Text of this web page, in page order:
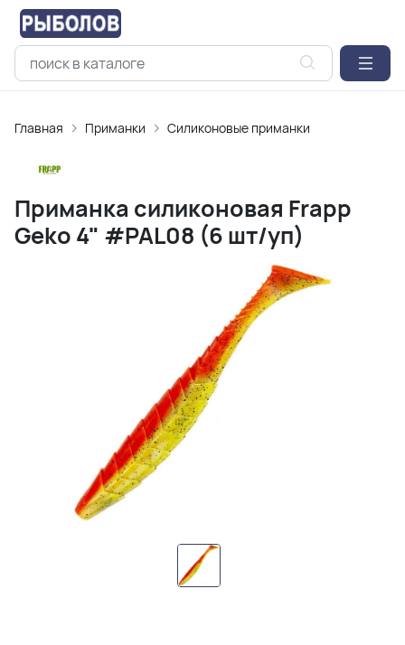
Главная Приманки Силиконовые приманки
Приманка силиконовая Frapp
Geko 4" #PAL08 (6 шт/уп)